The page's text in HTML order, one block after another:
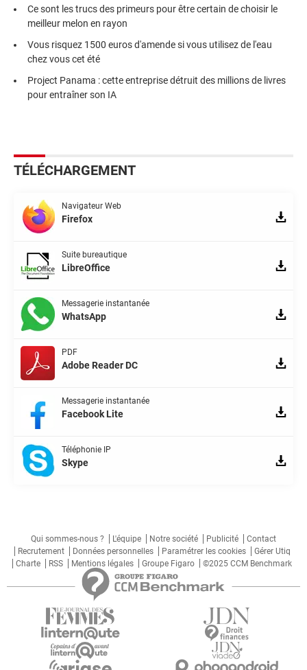
Ce sont les trucs des primeurs pour être certain de choisir le
meilleur melon en rayon
Vous risquez 1500 euros d'amende si vous utilisez de l'eau
chez vous cet été
Project Panama : cette entreprise détruit des millions de livres
pour entraîner son IA
TÉLÉCHARGEMENT
Navigateur Web
Firefox
Suite bureautique
LibreOffice
Messagerie instantanée
WhatsApp
PDF
Adobe Reader DC
Messagerie instantanée
Facebook Lite
Téléphonie IP
Skype
Qui sommes-nous ? L'équipe Notre société Publicité
Contact
Recrutement
Données personnelles Paramétrer les cookies
Gérer Utiq
Charte
RSS Mentions légales Groupe Figaro ©2025 CCM Benchmark